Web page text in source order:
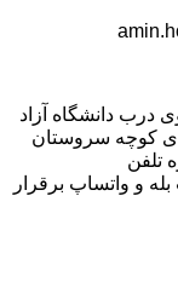
درب دانشگاه آزاد
کوچه سروستان
تلفن
گپ بله و واتساپ برقرار